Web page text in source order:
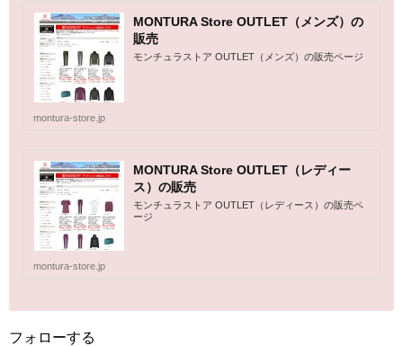
MONTURA Store OUTLET（メンズ）の
販売
モンチュラストア OUTLET（メンズ）の販売ページ
montura-store.jp
MONTURA Store OUTLET（レディー
ス）の販売
モンチュラストア OUTLET（レディース）の販売ペ
ージ
montura-store.jp
フォローする